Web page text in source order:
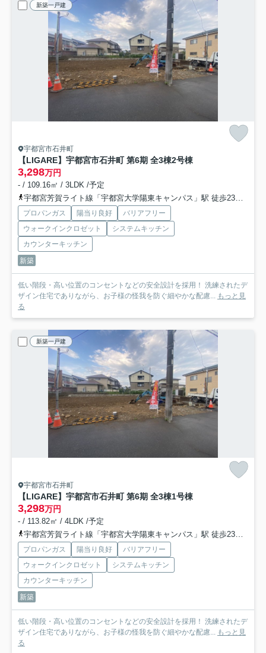
新築一戸建
宇都宮市石井町
【LIGARE】宇都宮市石井町 第6期 全3棟2号棟
3,298万円
- / 109.16㎡ / 3LDK /予定
宇都宮芳賀ライト線「宇都宮大学陽東キャンパス」駅 徒歩23分
プロパンガス 陽当り良好
バリアフリー
ウォークインクロゼット
システムキッチン
カウンターキッチン
新築
低い階段・高い位置のコンセントなどの安全設計を採用！ 洗練されたデ
ザイン住宅でありながら、お子様の怪我を防ぐ細やかな配慮... もっと見
る
新築一戸建
宇都宮市石井町
【LIGARE】宇都宮市石井町 第6期 全3棟1号棟
3,298万円
- / 113.82㎡ / 4LDK /予定
宇都宮芳賀ライト線「宇都宮大学陽東キャンパス」駅 徒歩23分
プロパンガス 陽当り良好
バリアフリー
ウォークインクロゼット
システムキッチン
カウンターキッチン
新築
低い階段・高い位置のコンセントなどの安全設計を採用！ 洗練されたデ
ザイン住宅でありながら、お子様の怪我を防ぐ細やかな配慮... もっと見
る